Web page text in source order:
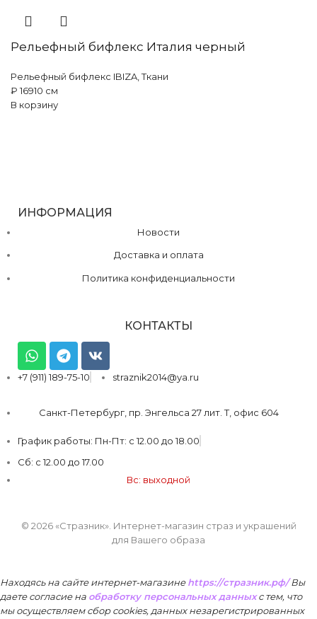
Рельефный бифлекс Италия черный
Рельефный бифлекс IBIZA ,Ткани
₽ 16910 см
В корзину
ИНФОРМАЦИЯ
Новости
Доставка и оплата
Политика конфиденциальности
КОНТАКТЫ
+7 (911) 189-75-10 straznik2014@ya.ru
Санкт-Петербург, пр. Энгельса 27 лит. Т, офис 604
График работы: Пн-Пт: с 12.00 до 18.00
Сб: с 12.00 до 17.00
Вс: выходной
© 2026 «Стразник». Интернет-магазин страз и украшений
для Вашего образа
Находясь на сайте интернет-магазинеhttps://стразник.рф/Вы
даете согласие на обработку персональных данныхс тем, что
мы осуществляем сбор cookies, данных незарегистрированных